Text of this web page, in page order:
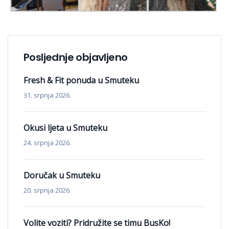
Posljednje objavljeno
Fresh & Fit ponuda u Smuteku
31. srpnja 2026.
Okusi ljeta u Smuteku
24. srpnja 2026.
Doručak u Smuteku
20. srpnja 2026.
Volite voziti? Pridružite se timu BusKo!